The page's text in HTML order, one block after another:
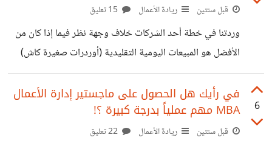
قبل سنتين ريادة الأعمال
وردتنا في خطة أحد الشركات خلاف وجهة نظر فيما إذا كان من
الأفضل هو المبيعات اليومية التقليدية (أوردرات صغيرة كاش)
وتتم بتحرك مندوب المبيعات المباشر يومياً كالمعتاد, والأخرى أن
يستهدف عدد من الموزعين القلائل لكن لا يشترون إلا كل موسم
برقم يوازي 15-20 أوردر يومي ... فما هي الاستراتيجية
الأفضل من وجهة نظرك ؟
6
في رأيك هل الحصول على ماجستير إدارة الأعمال
MBA مهم عملياً بدرجة كبيرة ؟!
قبل سنتين ريادة الأعمال